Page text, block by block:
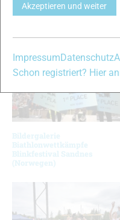
VERWANDTE ARTIKEL
Bildergalerie
Biathlonwettkämpfe
Blinkfestival Sandnes
(Norwegen)
Akzeptieren und weiter
ImpressumDatenschutz
Schon registriert? Hier